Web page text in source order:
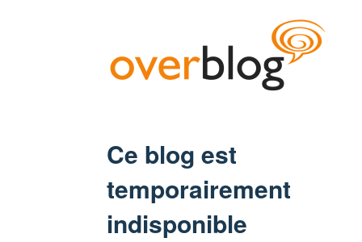
Ce blog est
temporairement
indisponible